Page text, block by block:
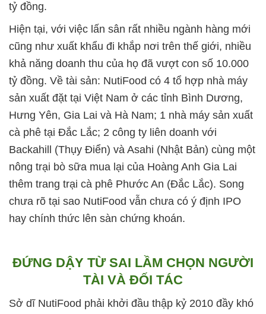
tỷ đồng.
Hiện tại, với việc lấn sân rất nhiều ngành hàng mới
cũng như xuất khẩu đi khắp nơi trên thế giới, nhiều
khả năng doanh thu của họ đã vượt con số 10.000
tỷ đồng. Về tài sản: NutiFood có 4 tổ hợp nhà máy
sản xuất đặt tại Việt Nam ở các tỉnh Bình Dương,
Hưng Yên, Gia Lai và Hà Nam; 1 nhà máy sản xuất
cà phê tại Đắc Lắc; 2 công ty liên doanh với
Backahill (Thụy Điển) và Asahi (Nhật Bản) cùng một
nông trại bò sữa mua lại của Hoàng Anh Gia Lai
thêm trang trại cà phê Phước An (Đắc Lắc). Song
chưa rõ tại sao NutiFood vẫn chưa có ý định IPO
hay chính thức lên sàn chứng khoán.
ĐỨNG DẬY TỪ SAI LẦM CHỌN NGƯỜI
TÀI VÀ ĐỐI TÁC
Sở dĩ NutiFood phải khởi đầu thập kỷ 2010 đầy khó